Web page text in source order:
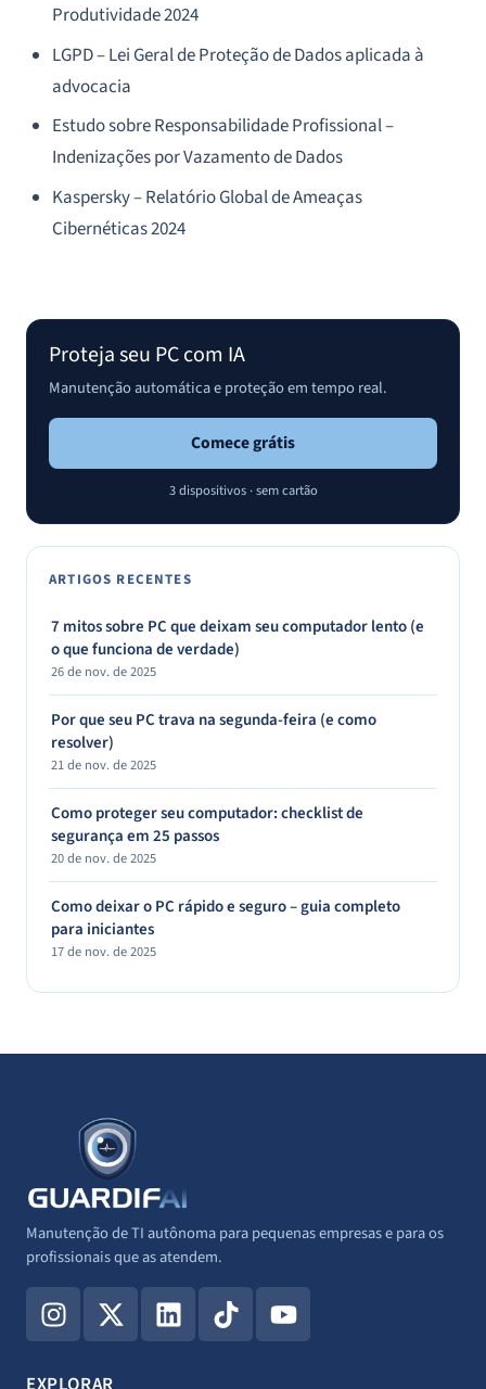
Produtividade 2024
LGPD – Lei Geral de Proteção de Dados aplicada à
advocacia
Estudo sobre Responsabilidade Profissional –
Indenizações por Vazamento de Dados
Kaspersky – Relatório Global de Ameaças
Cibernéticas 2024
Proteja seu PC com IA
Manutenção automática e proteção em tempo real.
Comece grátis
3 dispositivos · sem cartão
ARTIGOS RECENTES
7 mitos sobre PC que deixam seu computador lento (e
o que funciona de verdade)
26 de nov. de 2025
Por que seu PC trava na segunda-feira (e como
resolver)
21 de nov. de 2025
Como proteger seu computador: checklist de
segurança em 25 passos
20 de nov. de 2025
Como deixar o PC rápido e seguro – guia completo
para iniciantes
17 de nov. de 2025
Manutenção de TI autônoma para pequenas empresas e para os
profissionais que as atendem.
I
n
s
t
X
-
t
w
L
i
n
T
i
k
Y
o
u